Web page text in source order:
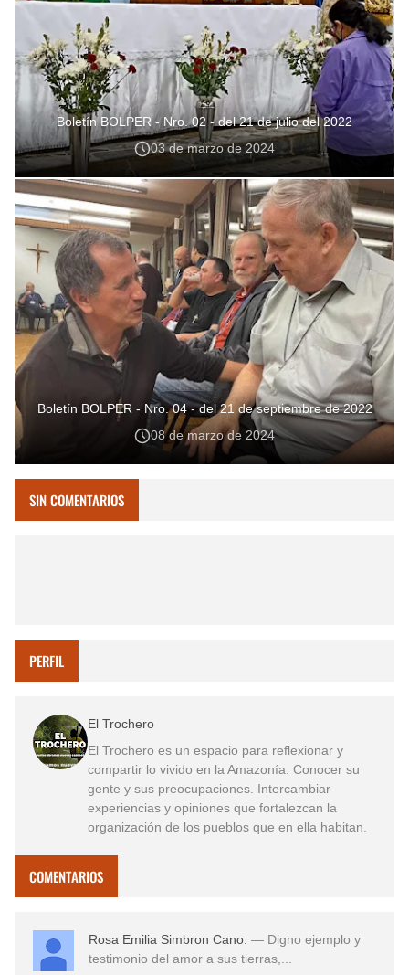
Boletín BOLPER - Nro. 02 - del 21 de julio del 2022
03 de marzo de 2024
Boletín BOLPER - Nro. 04 - del 21 de septiembre de 2022
08 de marzo de 2024
SIN COMENTARIOS
PERFIL
El Trochero
El Trochero es un espacio para reflexionar y
compartir lo vivido en la Amazonía. Conocer su
gente y sus preocupaciones. Intercambiar
experiencias y opiniones que fortalezcan la
organización de los pueblos que en ella habitan.
COMENTARIOS
Rosa Emilia Simbron Cano. — Digno ejemplo y
testimonio del amor a sus tierras,...